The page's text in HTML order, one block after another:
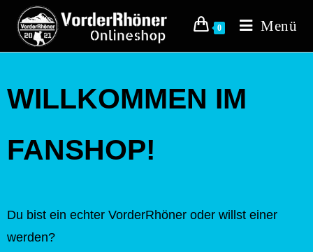
0 Menü
WILLKOMMEN IM
FANSHOP!
Du bist ein echter VorderRhöner oder willst einer
werden?